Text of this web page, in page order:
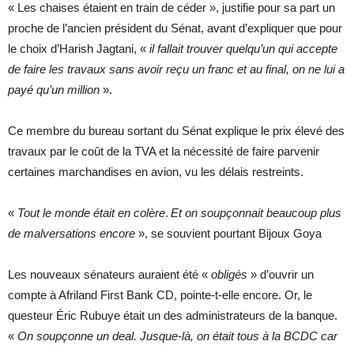
« Les chaises étaient en train de céder », justifie pour sa part un
proche de l’ancien président du Sénat, avant d’expliquer que pour
le choix d’Harish Jagtani, « il fallait trouver quelqu’un qui accepte
de faire les travaux sans avoir reçu un franc et au final, on ne lui a
payé qu’un million ».
Ce membre du bureau sortant du Sénat explique le prix élevé des
travaux par le coût de la TVA et la nécessité de faire parvenir
certaines marchandises en avion, vu les délais restreints.
« Tout le monde était en colère. Et on soupçonnait beaucoup plus
de malversations encore », se souvient pourtant Bijoux Goya
Les nouveaux sénateurs auraient été « obligés » d’ouvrir un
compte à Afriland First Bank CD, pointe-t-elle encore. Or, le
questeur Éric Rubuye était un des administrateurs de la banque.
« On soupçonne un deal. Jusque-là, on était tous à la BCDC car